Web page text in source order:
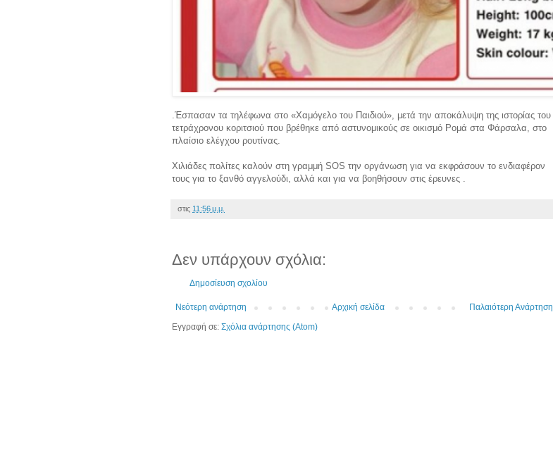
.Έσπασαν τα τηλέφωνα στο «Χαμόγελο του Παιδιού», μετά την αποκάλυψη της ιστορίας του
τετράχρονου κοριτσιού που βρέθηκε από αστυνομικούς σε οικισμό Ρομά στα Φάρσαλα, στο
πλαίσιο ελέγχου ρουτίνας.
Χιλιάδες πολίτες καλούν στη γραμμή SOS την οργάνωση για να εκφράσουν το ενδιαφέρον
τους για το ξανθό αγγελούδι, αλλά και για να βοηθήσουν στις έρευνες .
στις 11:56 μ.μ.
Δεν υπάρχουν σχόλια:
Δημοσίευση σχολίου
Νεότερη ανάρτηση Παλαιότερη Ανάρτηση
Αρχική σελίδα
Εγγραφή σε: Σχόλια ανάρτησης (Atom)